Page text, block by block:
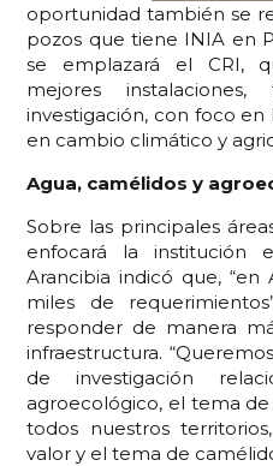
oportunidad también se
pozos que tiene INIA en
se emplazará el CRI,
mejores
investigación, con foco en
en cambio climático y
Agua, camélidos y
Sobre las principales
enfocará la institución
Arancibia indicó que, “en
miles de
responder de manera
infraestructura.
de investigación
agroecológico, el tema de
todos nuestros
valor y el tema de